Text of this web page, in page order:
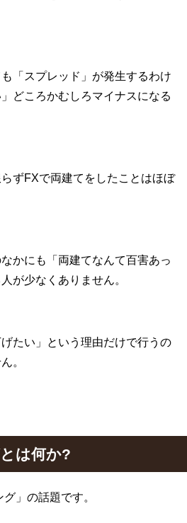
「スプレッド」が発生するわけ
どころかむしろマイナスになる
ずFXで両建てをしたことはほぼ
かにも「両建てなんて百害あっ
が少なくありません。
たい」という理由だけで行うの
。
は何か?
」の話題です。